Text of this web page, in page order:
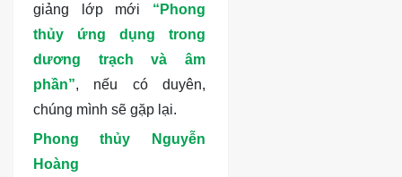
giảng lớp mới “Phong
thủy ứng dụng trong
dương trạch và âm
phần”, nếu có duyên,
chúng mình sẽ gặp lại.
Phong thủy Nguyễn
Hoàng